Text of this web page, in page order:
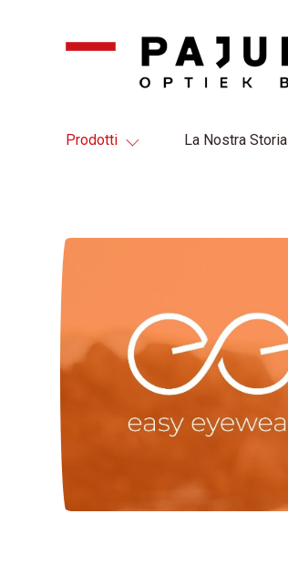
Prodotti La Nostra Storia